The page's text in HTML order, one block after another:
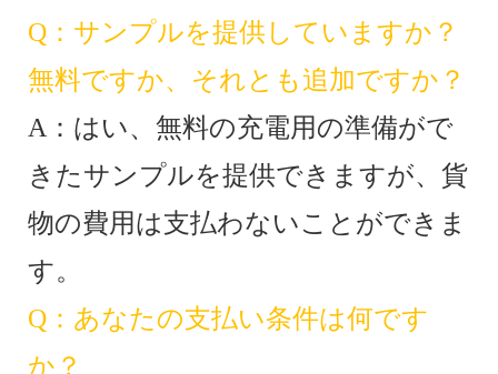
Q：サンプルを提供していますか？
無料ですか、それとも追加ですか？
A：はい、無料の充電用の準備がで
きたサンプルを提供できますが、貨
物の費用は支払わないことができま
す。
Q：あなたの支払い条件は何です
か？